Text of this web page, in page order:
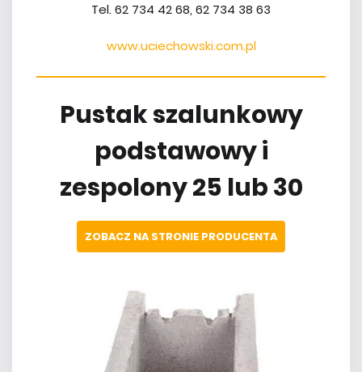
Tel. 62 734 42 68, 62 734 38 63
www.uciechowski.com.pl
Pustak szalunkowy
podstawowy i
zespolony 25 lub 30
ZOBACZ NA STRONIE PRODUCENTA